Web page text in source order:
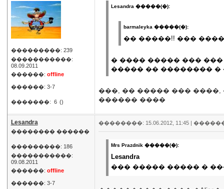
���������: 239
�����������:
08.09.2011
������: offline
������: 3-7
�������: 6 ()
Lesandra �����(�):
barmaleyka �����(�):
�� �����!! ���
� ���� ����� ��� ���
����� �� �������� �
���, �� ����� ���
������ ����
Lesandra
�������� ������
���������: 186
�����������:
09.08.2011
������: offline
������: 3-7
��������: 15.06.2012, 11:45 |
Mrs Prazdnik �����(�):
Lesandra
��� ����� ����� �